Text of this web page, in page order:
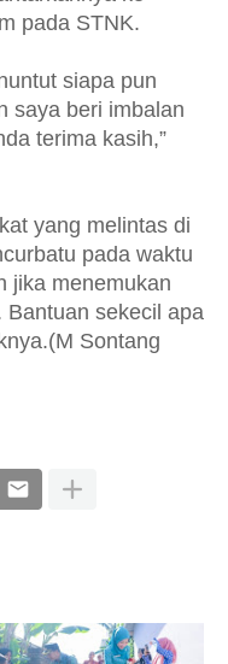
pada STNK.
siapa pun
saya beri imbalan
terima kasih,”
yang melintas di
pada waktu
jika menemukan
sekecil apa
Sontang